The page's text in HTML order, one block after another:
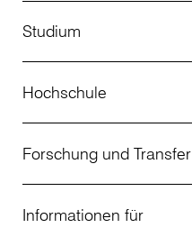
Studium
Studienangebot
Bewerbung
Studienberatung
Hochschule
Über uns
Aktuelles
Forschung und Transfer
Projekte
Informationen für